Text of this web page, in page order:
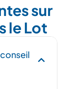
sur
le Lot